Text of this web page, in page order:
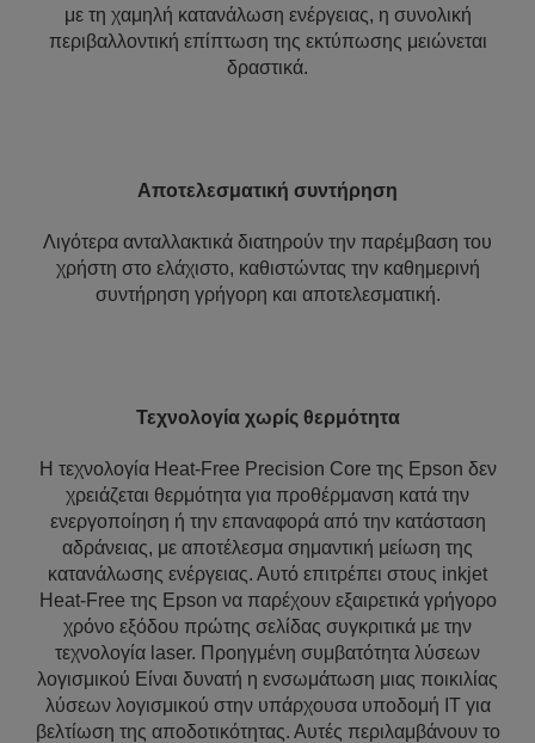
με τη χαμηλή κατανάλωση ενέργειας, η συνολική
περιβαλλοντική επίπτωση της εκτύπωσης μειώνεται
δραστικά.
Αποτελεσματική συντήρηση
Λιγότερα ανταλλακτικά διατηρούν την παρέμβαση του
χρήστη στο ελάχιστο, καθιστώντας την καθημερινή
συντήρηση γρήγορη και αποτελεσματική.
Τεχνολογία χωρίς θερμότητα
Η τεχνολογία Heat-Free Precision Core της Epson δεν
χρειάζεται θερμότητα για προθέρμανση κατά την
ενεργοποίηση ή την επαναφορά από την κατάσταση
αδράνειας, με αποτέλεσμα σημαντική μείωση της
κατανάλωσης ενέργειας. Αυτό επιτρέπει στους inkjet
Heat-Free της Epson να παρέχουν εξαιρετικά γρήγορο
χρόνο εξόδου πρώτης σελίδας συγκριτικά με την
τεχνολογία laser. Προηγμένη συμβατότητα λύσεων
λογισμικού Είναι δυνατή η ενσωμάτωση μιας ποικιλίας
λύσεων λογισμικού στην υπάρχουσα υποδομή IT για
βελτίωση της αποδοτικότητας. Αυτές περιλαμβάνουν το